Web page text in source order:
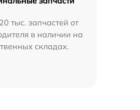
тыс. запчастей от
в наличии на
складах.